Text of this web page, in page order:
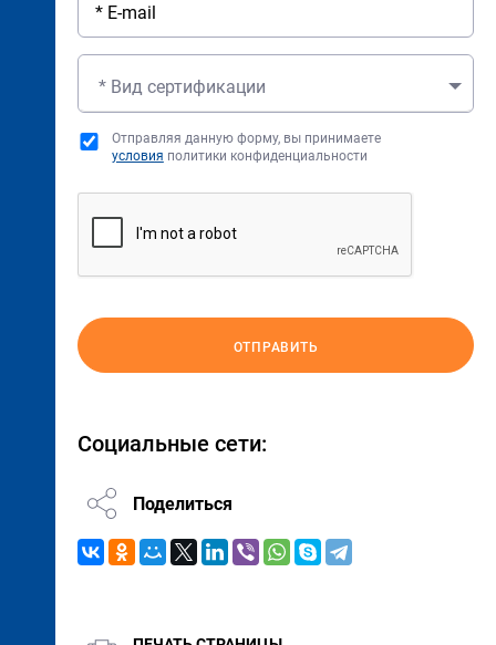
* Вид сертификации
Отправляя данную форму, вы принимаете
условия политики конфиденциальности
ОТПРАВИТЬ
Социальные сети:
Поделиться